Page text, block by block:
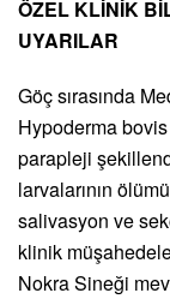
ÖZEL KLİNİK
UYARILAR
Göç sırasında
Hypoderma
parapleji
larvalarının
salivasyon ve
klinik
Nokra Sineği